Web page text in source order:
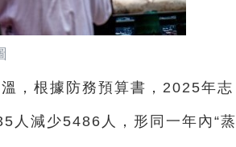
，根據防務預算書，2025年志
人減少5486人，形同一年內“蒸